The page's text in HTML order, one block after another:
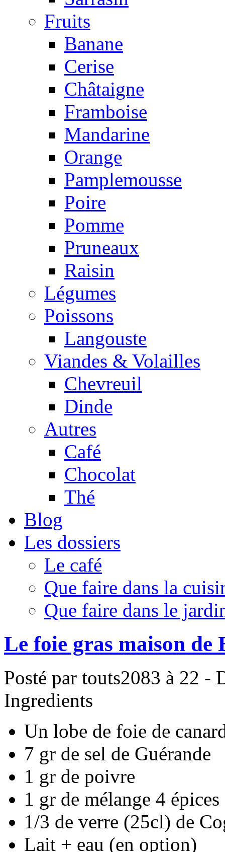
Fruits
Banane
Cerise
Châtaigne
Framboise
Mandarine
Orange
Pamplemousse
Poire
Pomme
Pruneaux
Raisin
Légumes
Poissons
Langouste
Viandes & Volailles
Chevreuil
Dinde
Autres
Café
Chocolat
Thé
Blog
Les dossiers
Le café
Que faire dans la
Que faire dans le
Le foie gras maison de
Posté par touts2083 à 22 -
Ingredients
Un lobe de foie de
7 gr de sel de Guérande
1 gr de poivre
1 gr de mélange 4 épices
1/3 de verre (25cl) de
Lait + eau (en option)